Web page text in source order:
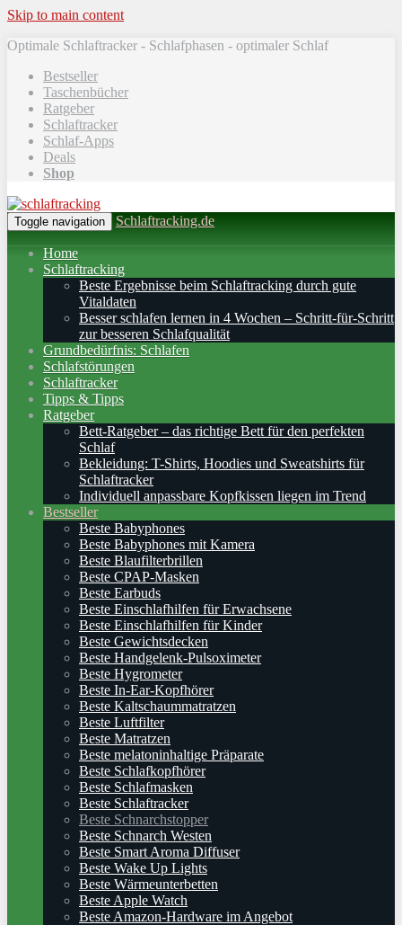
Skip to main content
Optimale Schlaftracker - Schlafphasen - optimaler Schlaf
Bestseller
Taschenbücher
Ratgeber
Schlaftracker
Schlaf-Apps
Deals
Shop
Toggle navigation Schlaftracking.de
Home
Schlaftracking
Beste Ergebnisse beim Schlaftracking durch gute
Vitaldaten
Besser schlafen lernen in 4 Wochen – Schritt‑für‑Schritt
zur besseren Schlafqualität
Grundbedürfnis: Schlafen
Schlafstörungen
Schlaftracker
Tipps & Tipps
Ratgeber
Bett-Ratgeber – das richtige Bett für den perfekten
Schlaf
Bekleidung: T-Shirts, Hoodies und Sweatshirts für
Schlaftracker
Individuell anpassbare Kopfkissen liegen im Trend
Bestseller
Beste Babyphones
Beste Babyphones mit Kamera
Beste Blaufilterbrillen
Beste CPAP-Masken
Beste Earbuds
Beste Einschlafhilfen für Erwachsene
Beste Einschlafhilfen für Kinder
Beste Gewichtsdecken
Beste Handgelenk-Pulsoximeter
Beste Hygrometer
Beste In-Ear-Kopfhörer
Beste Kaltschaummatratzen
Beste Luftfilter
Beste Matratzen
Beste melatoninhaltige Präparate
Beste Schlafkopfhörer
Beste Schlafmasken
Beste Schlaftracker
Beste Schnarchstopper
Beste Schnarch Westen
Beste Smart Aroma Diffuser
Beste Wake Up Lights
Beste Wärmeunterbetten
Beste Apple Watch
Beste Amazon-Hardware im Angebot